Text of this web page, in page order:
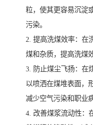
粒，使其更容易沉淀
污染。
2. 提高洗煤效率：在
煤和杂质，提高洗煤
3. 防止煤尘飞扬：在
以喷洒在煤堆表面，
减少空气污染和职业
4. 改善煤浆流动性：